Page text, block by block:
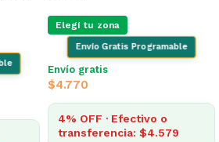
Elegí tu zona
Envío Gratis Programable
Envío gratis
$4.770
4% OFF · Efectivo o
transferencia: $4.579